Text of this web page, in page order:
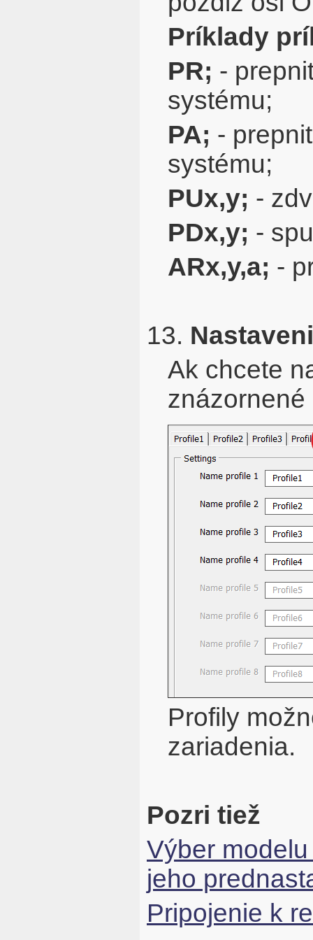
Príklady
PR; -
systému;
PA; -
systému;
PUx,y; -
PDx,y; -
ARx,y,a; -
13.
Ak chcete
znázornené
Profily
zariadenia.
Pozri tiež
Výber
jeho
Pripojenie k